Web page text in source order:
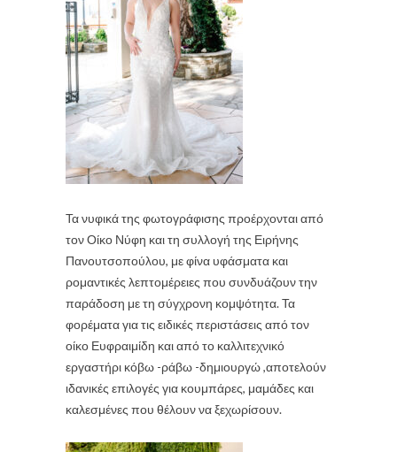
Τα νυφικά της φωτογράφισης προέρχονται από
τονΟίκο Νύφη και τη συλλογή της Ειρήνης
Πανουτσοπούλου, με φίνα υφάσματα και
ρομαντικές λεπτομέρειες που συνδυάζουν την
παράδοση με τη σύγχρονη κομψότητα. Τα
φορέματα για τις ειδικές περιστάσεις από τον
οίκο Ευφραιμίδη και από το καλλιτεχνικό
εργαστήρι κόβω -ράβω -δημιουργώ ,αποτελούν
ιδανικές επιλογές για κουμπάρες, μαμάδες και
καλεσμένες που θέλουν να ξεχωρίσουν.